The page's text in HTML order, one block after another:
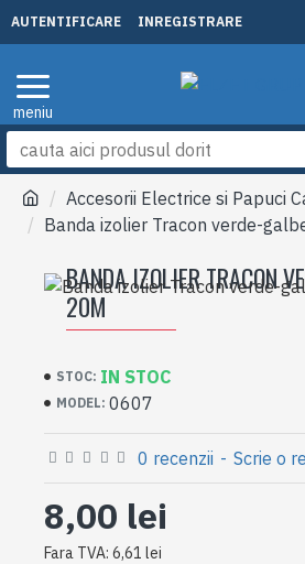
AUTENTIFICARE INREGISTRARE
Accesorii Electrice si Papuci
Banda izolier Tracon verde-
BANDA IZOLIER TRACON
20M
STOC: IN STOC
MODEL: 0607
0 recenzii - Scrie o
8,00 lei
Fara TVA: 6,61 lei